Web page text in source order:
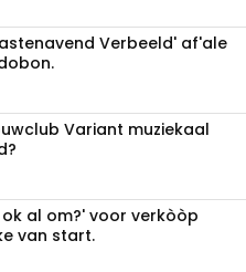
Verbeeld' af'ale
Variant muziekaal
ok al om?' voor verkòòp
van start.